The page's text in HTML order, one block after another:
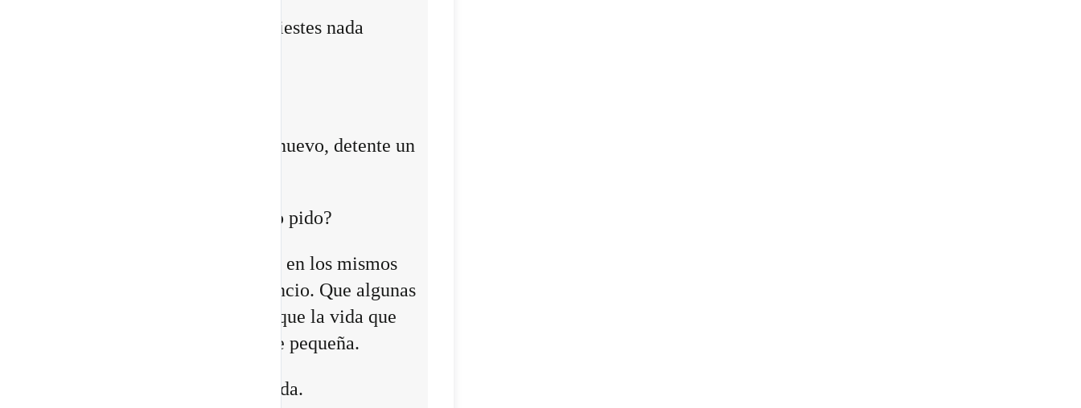
, no manifiestes nada
Antes de pedirle a la vida algo nuevo, detente un
¿Quién estoy siendo mientras lo pido?
Quizá sientes que ya no encajas en los mismos
lugares. Que necesitas más silencio. Que algunas
relaciones están cambiando. O que la vida que
construiste comienza a quedarte pequeña.
Eso no significa que estés perdida.